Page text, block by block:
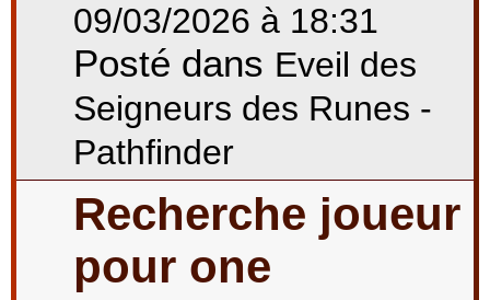
09/03/2026 à 18:31
Posté dans Eveil des
Seigneurs des Runes -
Pathfinder
Recherche joueur
pour one